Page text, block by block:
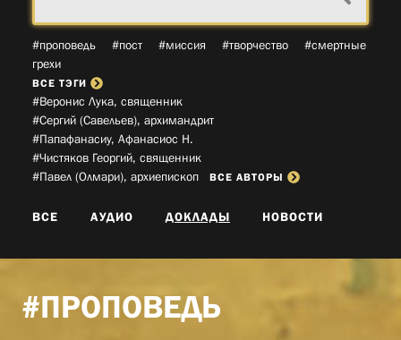
#проповедь #пост #миссия #творчество
#смертные
грехи
ВСЕ ТЭГИ
#Веронис Лука, священник­
#Сергий (Савельев), архимандрит­
#Папафанасиу, Афанасиос Н.­
#Чистяков Георгий, священник­
#Павел (Олмари), архиепископ­
ВСЕ АВТОРЫ
ВСЕ АУДИО ДОКЛАДЫ НОВОСТИ
#ПРОПОВЕДЬ